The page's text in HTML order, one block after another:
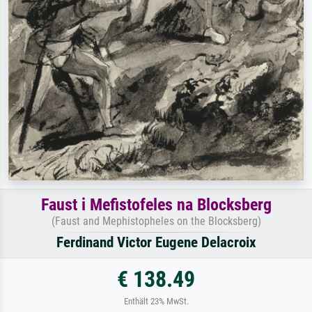
Faust i Mefistofeles na Blocksberg
(Faust and Mephistopheles on the Blocksberg)
Ferdinand Victor Eugene Delacroix
€ 138.49
Enthält 23% MwSt.